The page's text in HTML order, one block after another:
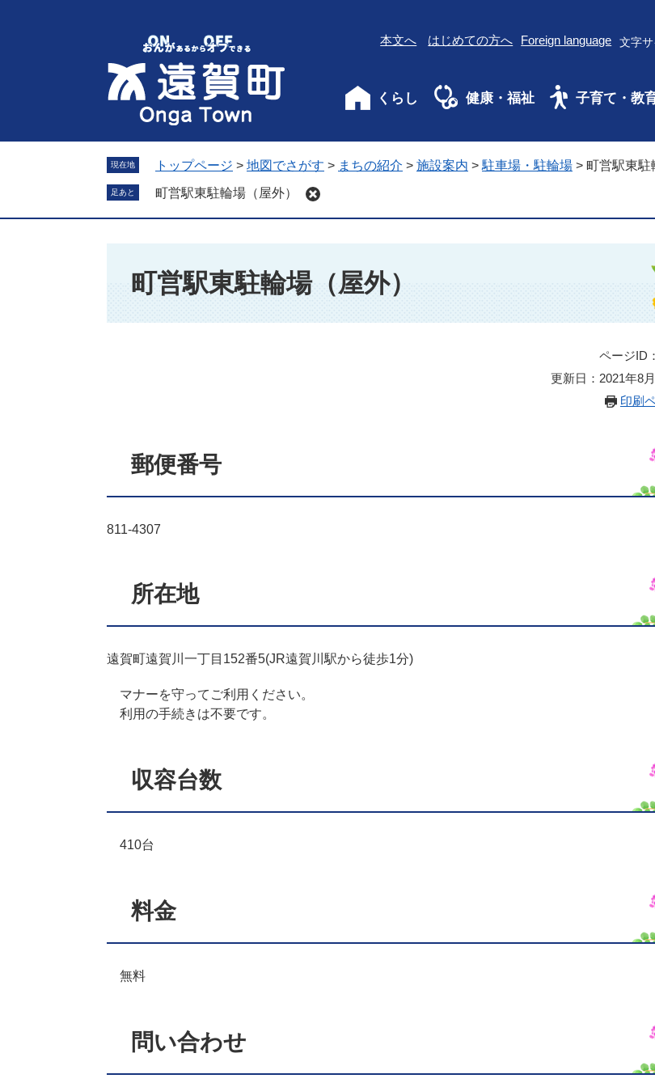
す
し
へ
本文へ はじめての方へ Foreign language 文字
くらし 健康・福祉 子育て・教
現在地 トップページ > 地図でさがす > まちの紹介 > 施設案内 > 駐車場・駐輪場 > 町営駅東駐
足あと 町営駅東駐輪場（屋外）
町営駅東駐輪場（屋外）
ページID
更新日：2021年8
印刷
郵便番号
811-4307
所在地
遠賀町遠賀川一丁目152番5(JR遠賀川駅から徒歩1分)
マナーを守ってご利用ください。
利用の手続きは不要です。
収容台数
410台
料金
無料
問い合わせ